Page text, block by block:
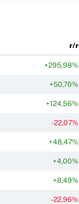
r/r
+295,98%
+50,70%
+124,56%
-22,07%
+48,47%
+4,00%
+8,49%
-22,96%